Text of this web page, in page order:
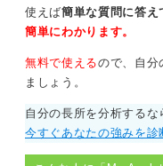
使えば簡単な質問に答え
簡単にわかります。
無料で使えるので、自分
ましょう。
自分の長所を分析する
今すぐあなたの強みを診